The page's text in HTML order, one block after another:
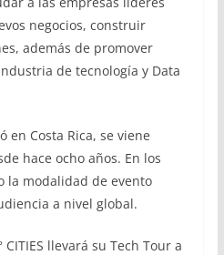
negocios, construir
además de promover
de tecnología y Data
en Costa Rica, se viene
hace ocho años. En los
la modalidad de evento
a nivel global.
CITIES llevará su Tech Tour a